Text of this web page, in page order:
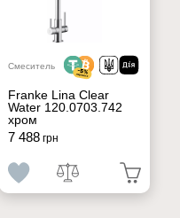
Смеситель
Franke Lina Clear
Water 120.0703.742
хром
7 488грн